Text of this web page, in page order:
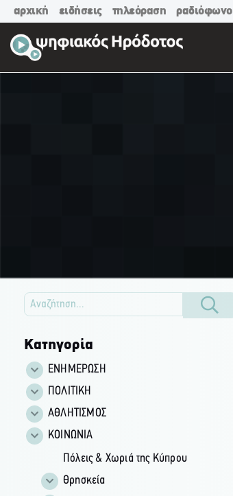
αρχική ειδήσεις τηλεόραση ραδιόφωνο
Κατηγορία
ΕΝΗΜΕΡΩΣΗ
ΠΟΛΙΤΙΚΗ
ΑΘΛΗΤΙΣΜΟΣ
ΚΟΙΝΩΝΙΑ
Πόλεις & Χωριά της Κύπρου
Θρησκεία